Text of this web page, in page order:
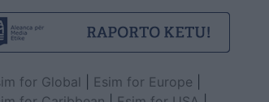
for Global Esim for Europe